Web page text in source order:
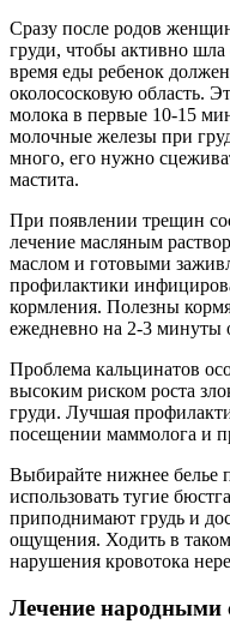
Сразу после родов
груди, чтобы активно
время еды ребенок
околососковую область.
молока в первые 10-15
молочные железы при
много, его нужно
мастита.
При появлении трещин
лечение масляным
маслом и готовыми
профилактики
кормления. Полезны
ежедневно на 2-3 минуты
Проблема кальцинатов
высоким риском роста
груди. Лучшая
посещении маммолога и
Выбирайте нижнее белье
использовать тугие
приподнимают грудь и
ощущения. Ходить в таком
нарушения кровотока
Лечение народными